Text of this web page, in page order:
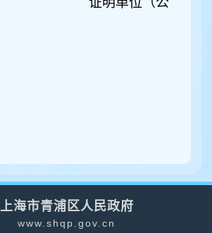
上海市青浦区人民政府
www.shqp.gov.cn